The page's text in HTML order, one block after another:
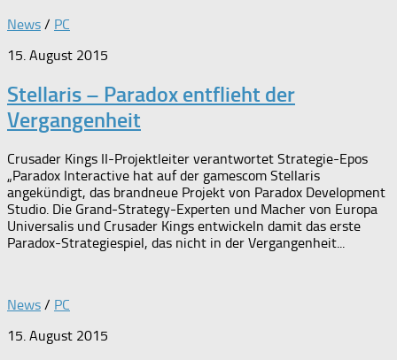
News / PC
15. August 2015
Stellaris – Paradox entflieht der
Vergangenheit
Crusader Kings II-Projektleiter verantwortet Strategie-Epos
„Paradox Interactive hat auf der gamescom Stellaris
angekündigt, das brandneue Projekt von Paradox Development
Studio. Die Grand-Strategy-Experten und Macher von Europa
Universalis und Crusader Kings entwickeln damit das erste
Paradox-Strategiespiel, das nicht in der Vergangenheit...
News / PC
15. August 2015